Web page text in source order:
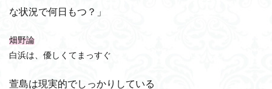
な状況で何日もつ？」
畑野論
白浜は、優しくてまっすぐ
萱島は現実的でしっかりしている